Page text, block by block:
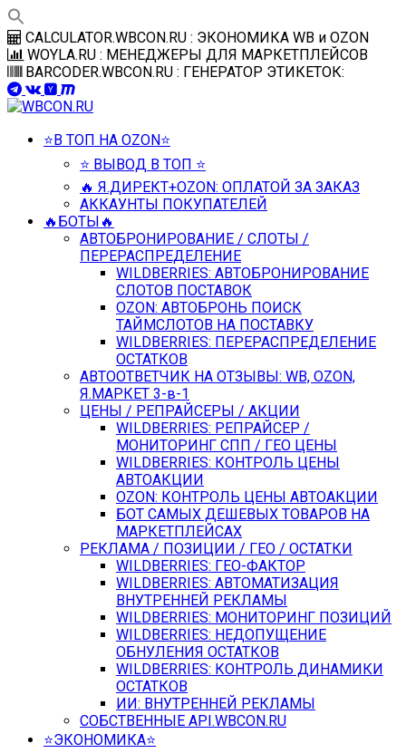
Перейти
к
контенту
CALCULATOR.WBCON.RU : ЭКОНОМИКА WB и OZON
WOYLA.RU : МЕНЕДЖЕРЫ ДЛЯ МАРКЕТПЛЕЙСОВ
BARCODER.WBCON.RU : ГЕНЕРАТОР ЭТИКЕТОК:
⭐️В ТОП НА OZON⭐️
⭐️ ВЫВОД В ТОП ⭐️
🔥 Я.ДИРЕКТ+OZON: ОПЛАТОЙ ЗА ЗАКАЗ
АККАУНТЫ ПОКУПАТЕЛЕЙ
🔥БОТЫ🔥
АВТОБРОНИРОВАНИЕ / СЛОТЫ /
ПЕРЕРАСПРЕДЕЛЕНИЕ
WILDBERRIES: АВТОБРОНИРОВАНИЕ
СЛОТОВ ПОСТАВОК
OZON: АВТОБРОНЬ ПОИСК
ТАЙМСЛОТОВ НА ПОСТАВКУ
WILDBERRIES: ПЕРЕРАСПРЕДЕЛЕНИЕ
ОСТАТКОВ
АВТООТВЕТЧИК НА ОТЗЫВЫ: WB, OZON,
Я.МАРКЕТ 3-в-1
ЦЕНЫ / РЕПРАЙСЕРЫ / АКЦИИ
WILDBERRIES: РЕПРАЙСЕР /
МОНИТОРИНГ СПП / ГЕО ЦЕНЫ
WILDBERRIES: КОНТРОЛЬ ЦЕНЫ
АВТОАКЦИИ
OZON: КОНТРОЛЬ ЦЕНЫ АВТОАКЦИИ
БОТ САМЫХ ДЕШЕВЫХ ТОВАРОВ НА
МАРКЕТПЛЕЙСАХ
РЕКЛАМА / ПОЗИЦИИ / ГЕО / ОСТАТКИ
WILDBERRIES: ГЕО-ФАКТОР
WILDBERRIES: АВТОМАТИЗАЦИЯ
ВНУТРЕННЕЙ РЕКЛАМЫ
WILDBERRIES: МОНИТОРИНГ ПОЗИЦИЙ
WILDBERRIES: НЕДОПУЩЕНИЕ
ОБНУЛЕНИЯ ОСТАТКОВ
WILDBERRIES: КОНТРОЛЬ ДИНАМИКИ
ОСТАТКОВ
ИИ: ВНУТРЕННЕЙ РЕКЛАМЫ
СОБСТВЕННЫЕ API.WBCON.RU
⭐️ЭКОНОМИКА⭐️